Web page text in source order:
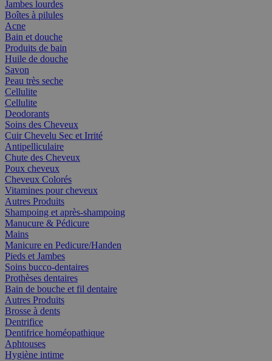
Jambes lourdes
Boîtes à pilules
Acne
Bain et douche
Produits de bain
Huile de douche
Savon
Peau très seche
Cellulite
Cellulite
Deodorants
Soins des Cheveux
Cuir Chevelu Sec et Irrité
Antipelliculaire
Chute des Cheveux
Poux cheveux
Cheveux Colorés
Vitamines pour cheveux
Autres Produits
Shampoing et après-shampoing
Manucure & Pédicure
Mains
Manicure en Pedicure/Handen
Pieds et Jambes
Soins bucco-dentaires
Prothèses dentaires
Bain de bouche et fil dentaire
Autres Produits
Brosse à dents
Dentrifice
Dentifrice homéopathique
Aphtouses
Hygiène intime